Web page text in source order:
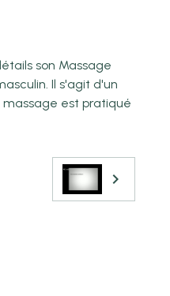
son Massage
Il s'agit d'un
massage est pratiqué